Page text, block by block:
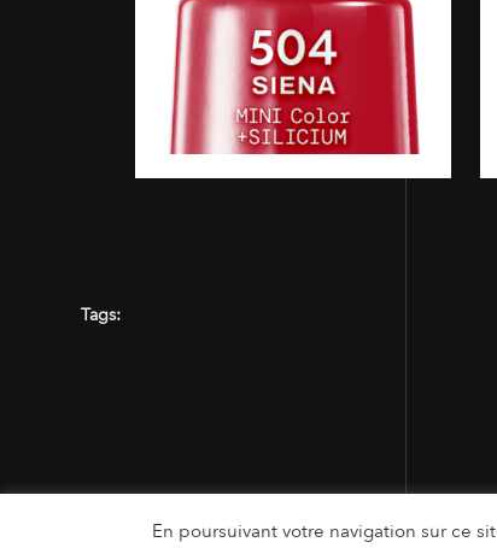
Tags:
En poursuivant votre navigation sur ce